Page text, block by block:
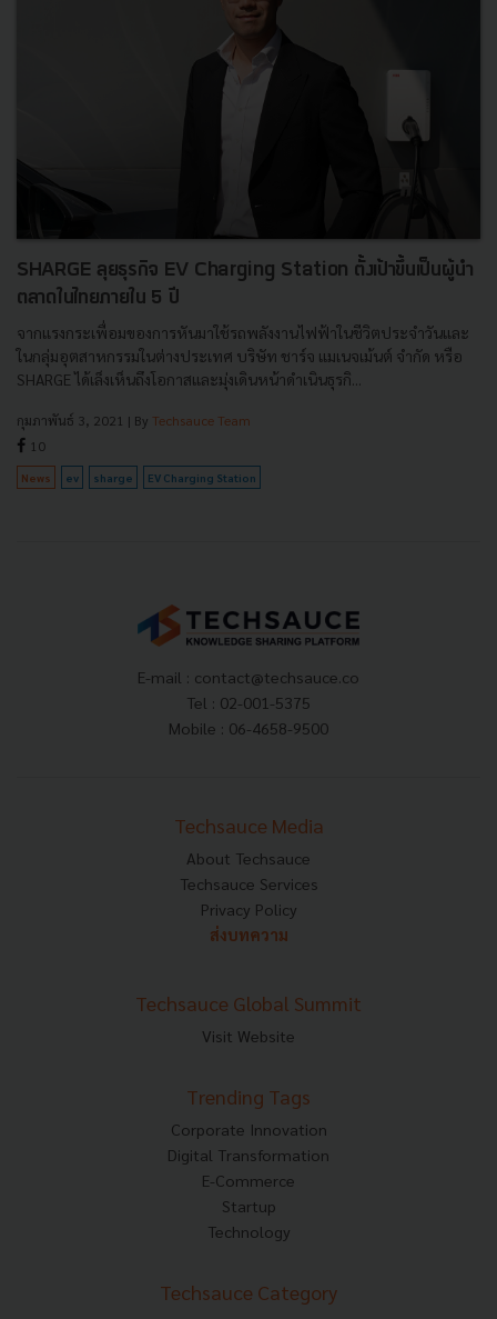
SHARGE ลุยธุรกิจ EV Charging Station ตั้งเป้าขึ้นเป็นผู้นำ
ตลาดในไทยภายใน 5 ปี
จากแรงกระเพื่อมของการหันมาใช้รถพลังงานไฟฟ้าในชีวิตประจำวันและ
ในกลุ่มอุตสาหกรรมในต่างประเทศ บริษัท ชาร์จ แมเนจเม้นต์ จำกัด หรือ
SHARGE ได้เล็งเห็นถึงโอกาสและมุ่งเดินหน้าดำเนินธุรกิ...
กุมภาพันธ์ 3, 2021 | By Techsauce Team
10
News ev sharge EV Charging Station
E-mail : contact@techsauce.co
Tel : 02-001-5375
Mobile : 06-4658-9500
Techsauce Media
About Techsauce
Techsauce Services
Privacy Policy
ส่งบทความ
Techsauce Global Summit
Visit Website
Trending Tags
Corporate Innovation
Digital Transformation
E-Commerce
Startup
Technology
Techsauce Category